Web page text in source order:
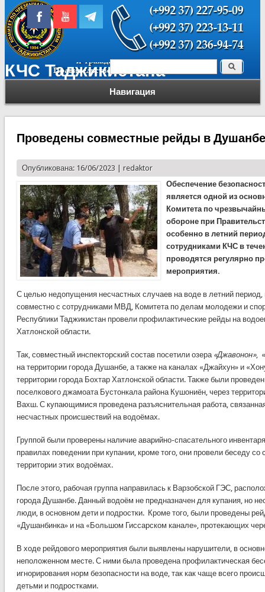
КЧС Таджикистана
Навигация
Форма поиска Поиск
Проведены совместные рейды в
Опубликована: 16/06/2023 | redaktor
Обеспечение
является одной из
Комитета по
обороне при
особенно в летний
сотрудниками КЧС в
проводятся регулярно
мероприятия.
С целью недопущения несчастных случаев на воде в летний период,
совместно с сотрудниками МВД, Комитета по делам молодежи и
Республики Таджикистан провели профилактические рейды на
Хатлонской области.
Так, совместный инспекторский состав посетили озера «Джавонон»,
на территории города Душанбе, а также на каналах «Джайхун» и
территории города Бохтар Хатлонской области. Также были
поселкового джамоата Бустонкала района Кушониён, через
Вахш. С купающимися проведена разъяснительная работа,
несчастных происшествий на водоёмах.
Группой были проверены наличие аварийно-спасательного
правилах поведении при купании, кроме того, они провели беседу
территории этих водоёмах.
После этого, рабочая группа направилась к Варзобской ГЭС,
города Душанбе. Данный водоём не предназначен для купания, но
люди, в основном дети и подростки. Кроме того, были проведены
«Душанбинка» и на «Большом Гиссарском канале», протекающих
В ходе рейдового мероприятия были выявлены нарушители, в
неположенном месте. С ними была проведена профилактическая
игнорирования норм безопасности на воде, так как чаще всего
детьми и подростками.